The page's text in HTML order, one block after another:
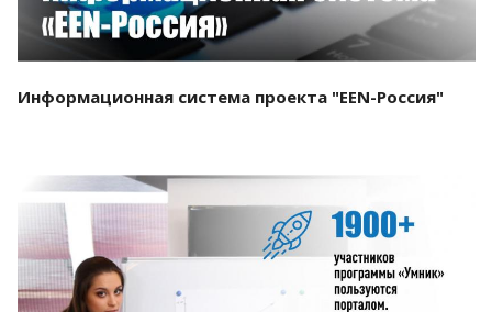
Информационная система проекта "EEN-Россия"